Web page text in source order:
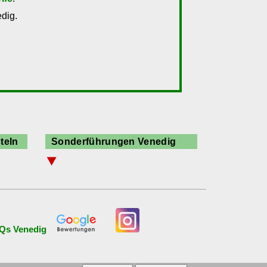
Sonderführungen Venedig
⯆
Alltag im abseitigen Venedig
Architektur
Venedig